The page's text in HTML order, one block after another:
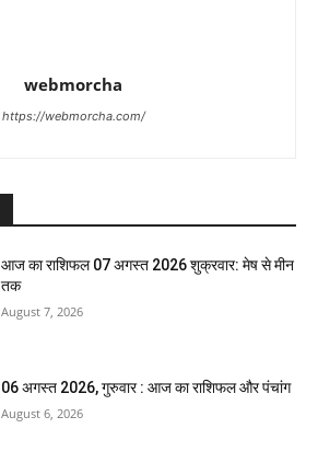
webmorcha
https://webmorcha.com/
आज का राशिफल 07 अगस्त 2026 शुक्रवार: मेष से मीन
तक
August 7, 2026
06 अगस्त 2026, गुरुवार : आज का राशिफल और पंचांग
August 6, 2026